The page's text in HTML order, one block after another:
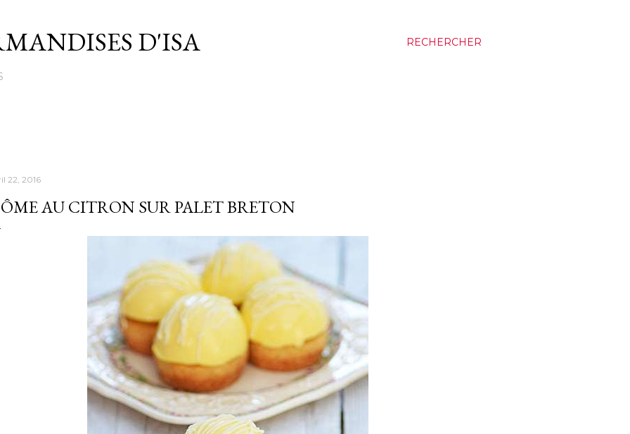
RECHERCHER
D'ISA
22, 2016
AU CITRON SUR PALET BRETON